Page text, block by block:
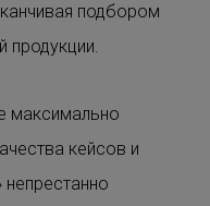
подбором
продукции.
максимально
кейсов и